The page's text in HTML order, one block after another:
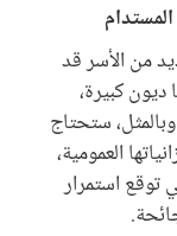
من الأسر قد
كبيرة،
ستحتاج
العمومية،
توقع استمرار